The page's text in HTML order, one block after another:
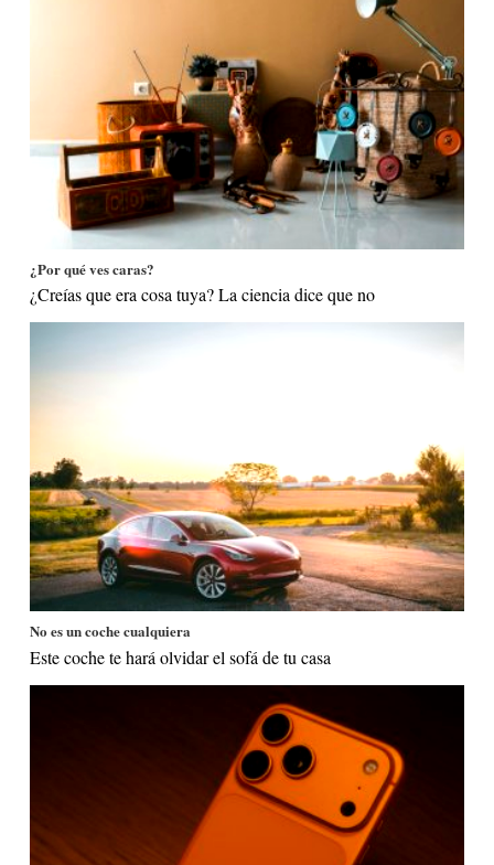
¿Por qué ves caras?
¿Creías que era cosa tuya? La ciencia dice que no
No es un coche cualquiera
Este coche te hará olvidar el sofá de tu casa